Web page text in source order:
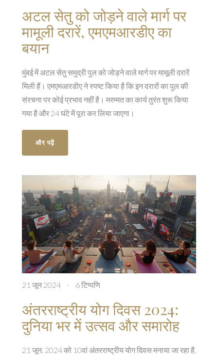
अटल सेतु को जोड़ने वाले मार्ग पर
मामूली दरारें, एमएमआरडीए का
बयान
मुंबई में अटल सेतु समुद्री पुल को जोड़ने वाले मार्ग पर मामूली दरारें
मिली हैं। एमएमआरडीए ने स्पष्ट किया है कि इन दरारों का पुल की
संरचना पर कोई प्रभाव नहीं है। मरम्मत का कार्य तुरंत शुरू किया
गया है और 24 घंटे में पूरा कर लिया जाएगा।
और पढ़ें
21 जून 2024 · 6 टिप्पणि
अंतरराष्ट्रीय योग दिवस 2024:
दुनिया भर में उत्सव और समारोह
21 जून, 2024 को 10वां अंतरराष्ट्रीय योग दिवस मनाया जा रहा है,